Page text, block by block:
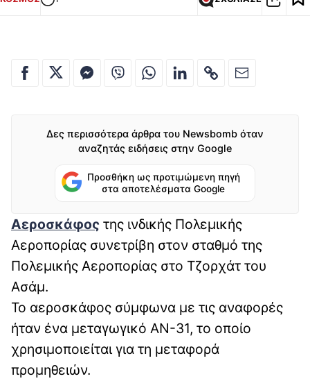
Δες περισσότερα άρθρα του Newsbomb όταν
αναζητάς ειδήσεις στην Google
Προσθήκη ως προτιμώμενη πηγή
στα αποτελέσματα Google
Αεροσκάφος της ινδικής Πολεμικής
Αεροπορίας συνετρίβη στον σταθμό της
Πολεμικής Αεροπορίας στο Τζορχάτ του
Ασάμ.
Το αεροσκάφος σύμφωνα με τις αναφορές
ήταν ένα μεταγωγικό AN-31, το οποίο
χρησιμοποιείται για τη μεταφορά
προμηθειών.